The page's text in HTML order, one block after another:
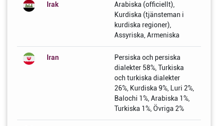
Irak
Arabiska (officiellt),
Kurdiska (tjänsteman i
kurdiska regioner),
Assyriska, Armeniska
Iran
Persiska och persiska
dialekter 58%, Turkiska
och turkiska dialekter
26%, Kurdiska 9%, Luri 2%,
Balochi 1%, Arabiska 1%,
Turkiska 1%, Övriga 2%